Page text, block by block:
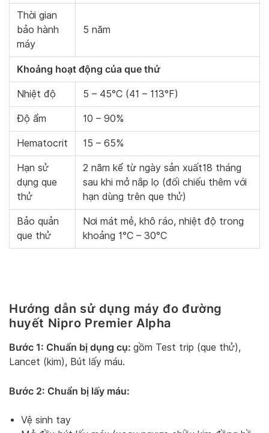
Thời gian
bảo hành
máy
5 năm
Khoảng hoạt động của que thử
Nhiệt độ 5 – 45°C (41 – 113°F)
Độ ẩm 10 – 90%
Hematocrit 15 – 65%
Hạn sử
dụng que
thử
2 năm kể từ ngày sản xuất18 tháng
sau khi mở nắp lọ (đối chiếu thêm với
hạn dùng trên que thử)
Bảo quản
que thử
Nơi mát mẻ, khô ráo, nhiệt độ trong
khoảng 1°C – 30°C
Hướng dẫn sử dụng máy đo đường
huyết Nipro Premier Alpha
Bước 1: Chuẩn bị dụng cụ: gồm Test trip (que thử),
Lancet (kim), Bút lấy máu.
Bước 2: Chuẩn bị lấy máu:
Vệ sinh tay